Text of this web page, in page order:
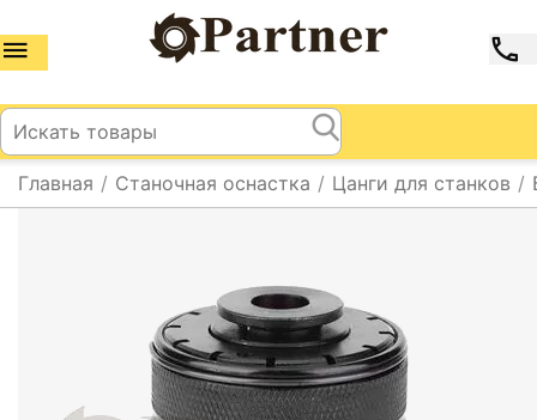
Главная / Станочная оснастка / Цанги для станков /